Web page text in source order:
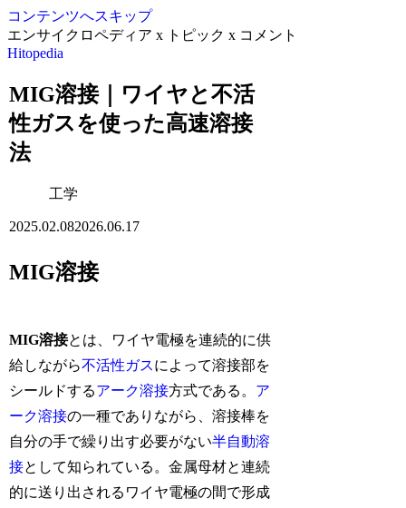
コンテンツへスキップ
エンサイクロペディア x トピック x コメント
Hitopedia
MIG溶接｜ワイヤと不活
性ガスを使った高速溶接
法
工学
2025.02.082026.06.17
MIG溶接
MIG溶接とは、ワイヤ電極を連続的に供
給しながら不活性ガスによって溶接部を
シールドするアーク溶接方式である。 ア
ーク溶接の一種でありながら、溶接棒を
自分の手で繰り出す必要がない半自動溶
接として知られている。金属母材と連続
的に送り出されるワイヤ電極の間で形成